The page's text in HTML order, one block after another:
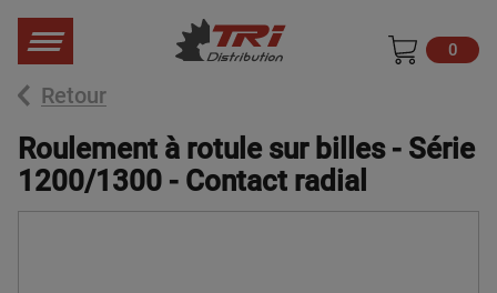
0
Retour
Roulement à rotule sur billes - Série
1200/1300 - Contact radial